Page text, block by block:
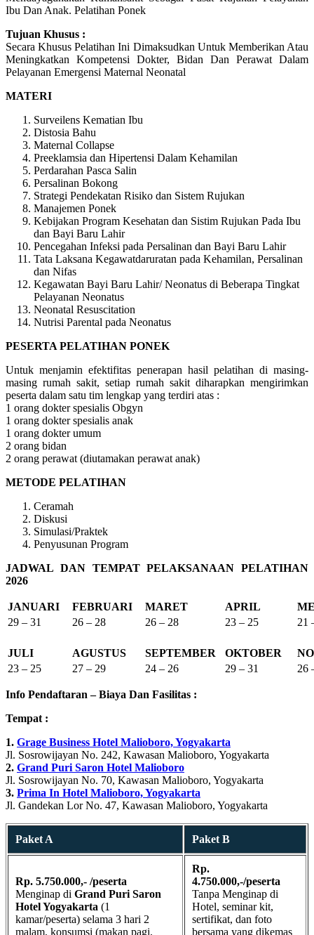
Ibu Dan Anak. Pelatihan Ponek
Tujuan Khusus :
Secara Khusus Pelatihan Ini Dimaksudkan Untuk Memberikan Atau
Meningkatkan Kompetensi Dokter, Bidan Dan Perawat Dalam
Pelayanan Emergensi Maternal Neonatal
MATERI
Surveilens Kematian Ibu
Distosia Bahu
Maternal Collapse
Preeklamsia dan Hipertensi Dalam Kehamilan
Perdarahan Pasca Salin
Persalinan Bokong
Strategi Pendekatan Risiko dan Sistem Rujukan
Manajemen Ponek
Kebijakan Program Kesehatan dan Sistim Rujukan Pada Ibu
dan Bayi Baru Lahir
Pencegahan Infeksi pada Persalinan dan Bayi Baru Lahir
Tata Laksana Kegawatdaruratan pada Kehamilan, Persalinan
dan Nifas
Kegawatan Bayi Baru Lahir/ Neonatus di Beberapa Tingkat
Pelayanan Neonatus
Neonatal Resuscitation
Nutrisi Parental pada Neonatus
PESERTA PELATIHAN PONEK
Untuk menjamin efektifitas penerapan hasil pelatihan di masing-
masing rumah sakit, setiap rumah sakit diharapkan mengirimkan
peserta dalam satu tim lengkap yang terdiri atas :
1 orang dokter spesialis Obgyn
1 orang dokter spesialis anak
1 orang dokter umum
2 orang bidan
2 orang perawat (diutamakan perawat anak)
METODE PELATIHAN
Ceramah
Diskusi
Simulasi/Praktek
Penyusunan Program
JADWAL DAN TEMPAT PELAKSANAAN PELATIHAN
2026
JANUARI FEBRUARI MARET APRIL
29 – 31
26 – 28 26 – 28 23 – 25 21
JULI AGUSTUS SEPTEMBER OKTOBER
23 – 25
27 – 29 24 – 26 29 – 31 26
Info Pendaftaran – Biaya Dan Fasilitas :
Tempat :
1. Grage Business Hotel Malioboro, Yogyakarta
Jl. Sosrowijayan No. 242, Kawasan Malioboro, Yogyakarta
2. Grand Puri Saron Hotel Malioboro
Jl. Sosrowijayan No. 70, Kawasan Malioboro, Yogyakarta
3. Prima In Hotel Malioboro, Yogyakarta
Jl. Gandekan Lor No. 47, Kawasan Malioboro, Yogyakarta
Paket A Paket B
Rp. 5.750.000,- /peserta
Menginap di Grand Puri Saron
Hotel Yogyakarta (1
kamar/peserta) selama 3 hari 2
malam, konsumsi (makan pagi,
Rp.
4.750.000,-/peserta
Tanpa Menginap di
Hotel, seminar kit,
sertifikat, dan foto
bersama yang dikemas